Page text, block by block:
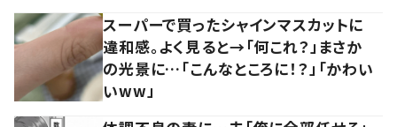
スーパーで買ったシャインマスカットに
違和感。よく見ると→「何これ？」まさか
の光景に…「こんなところに！？」「かわい
いww」